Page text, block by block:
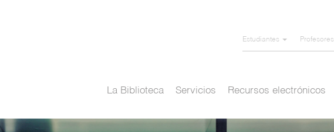
Estudiantes Profesores
La Biblioteca Servicios Recursos electrónicos